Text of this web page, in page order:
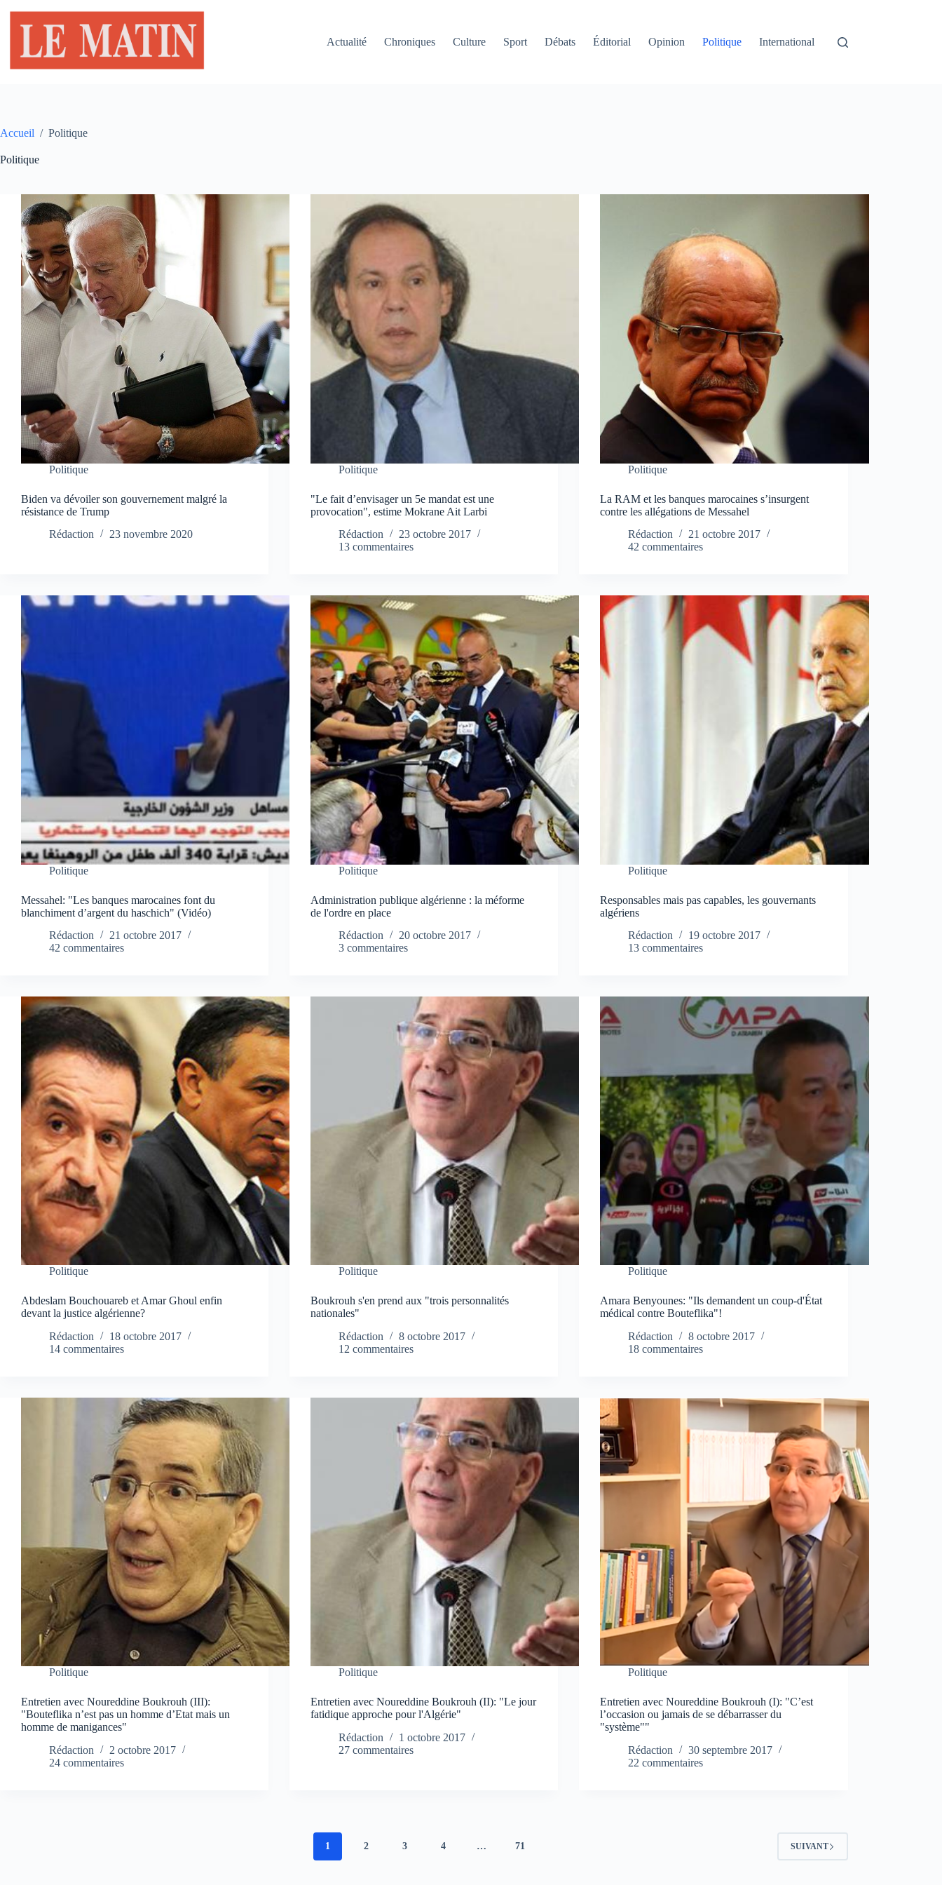
contenu
Actualité
Chroniques Culture Sport Débats Éditorial Opinion Politique International
Accueil / Politique
Politique
Politique
Biden va dévoiler son gouvernement malgré la
résistance de Trump
Rédaction
23 novembre 2020
Politique
"Le fait d’envisager un 5e mandat est une
provocation", estime Mokrane Ait Larbi
Rédaction
23 octobre 2017
13 commentaires
Politique
La RAM et les banques marocaines s’insurgent
contre les allégations de Messahel
Rédaction
21 octobre 2017
42 commentaires
Politique
Messahel: "Les banques marocaines font du
blanchiment d’argent du haschich" (Vidéo)
Rédaction
21 octobre 2017
42 commentaires
Politique
Administration publique algérienne : la méforme
de l'ordre en place
Rédaction
20 octobre 2017
3 commentaires
Politique
Responsables mais pas capables, les gouvernants
algériens
Rédaction
19 octobre 2017
13 commentaires
Politique
Abdeslam Bouchouareb et Amar Ghoul enfin
devant la justice algérienne?
Rédaction
18 octobre 2017
14 commentaires
Politique
Boukrouh s'en prend aux "trois personnalités
nationales"
Rédaction
8 octobre 2017
12 commentaires
Politique
Amara Benyounes: "Ils demandent un coup-d'État
médical contre Bouteflika"!
Rédaction
8 octobre 2017
18 commentaires
Politique
Entretien avec Noureddine Boukrouh (III):
"Bouteflika n’est pas un homme d’Etat mais un
homme de manigances"
Rédaction
2 octobre 2017
24 commentaires
Politique
Entretien avec Noureddine Boukrouh (II): "Le jour
fatidique approche pour l'Algérie"
Rédaction
1 octobre 2017
27 commentaires
Politique
Entretien avec Noureddine Boukrouh (I): "C’est
l’occasion ou jamais de se débarrasser du
"système""
Rédaction
30 septembre 2017
22 commentaires
1 2 3 4 … 71 SUIVANT